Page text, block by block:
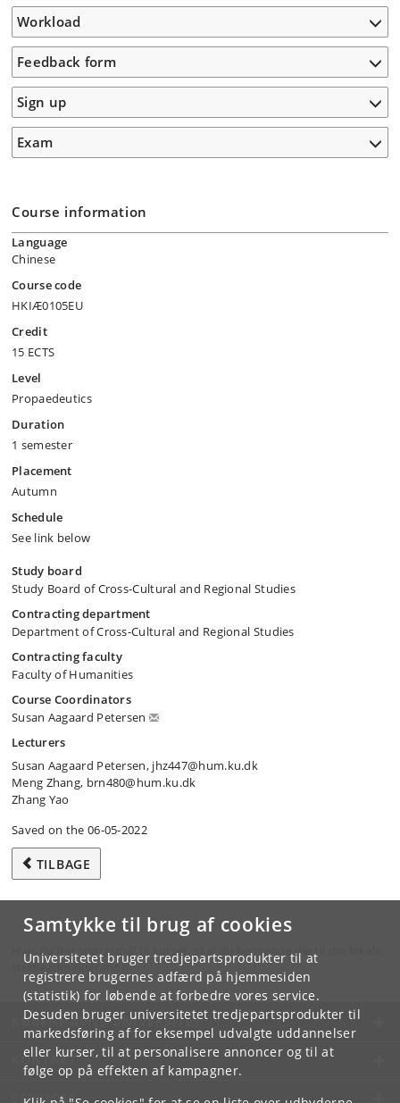
Samtykke til brug af cookies
Universitetet bruger tredjepartsprodukter til at
registrere brugernes adfærd på hjemmesiden
(statistik) for løbende at forbedre vores service.
Desuden bruger universitetet tredjepartsprodukter til
markedsføring af for eksempel udvalgte uddannelser
eller kurser, til at personalisere annoncer og til at
følge op på effekten af kampagner.
Workload
Feedback form
Sign up
Exam
Course information
Language
Chinese
Course code
HKIÆ0105EU
Credit
15 ECTS
Level
Propaedeutics
Duration
1 semester
Placement
Autumn
Schedule
See link below
Study board
Study Board of Cross-Cultural and Regional Studies
Contracting department
Department of Cross-Cultural and Regional Studies
Contracting faculty
Faculty of Humanities
Course Coordinators
Susan Aagaard Petersen
Lecturers
Susan Aagaard Petersen, jhz447@hum.ku.dk
Meng Zhang, brn480@hum.ku.dk
Zhang Yao
Saved on the 06-05-2022
TILBAGE
Hvis du har spørgsmål til kurset, skal du henvende dig til din lokale
studieadministration.
KØBENHAVNS UNIVERSITET
KONTAKT
SERVICES